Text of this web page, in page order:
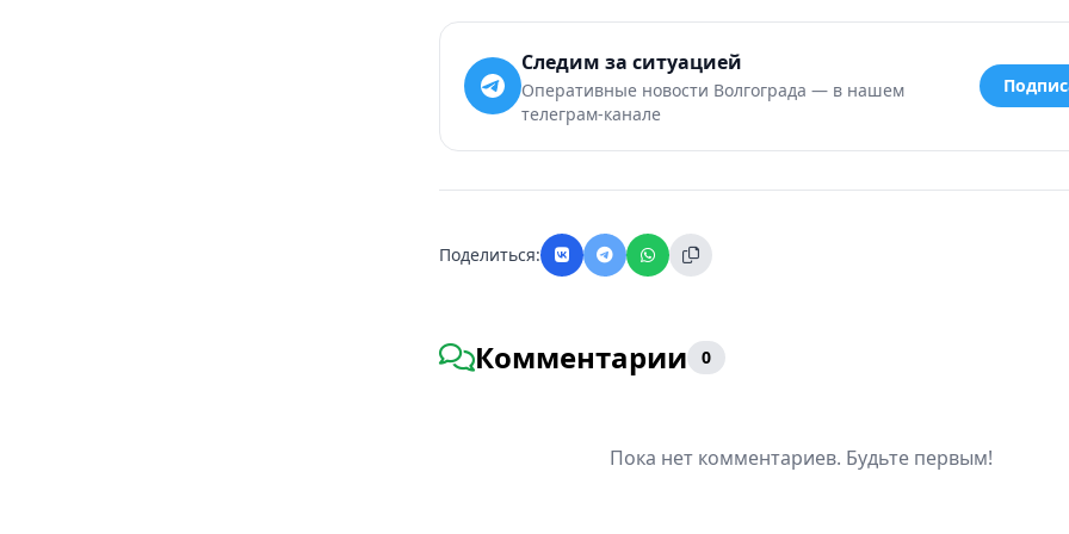
Следим за ситуацией
Оперативные новости Волгограда — в нашем
телеграм-канале
Поделиться:
Комментарии 0
Пока нет комментариев. Будьте первым!